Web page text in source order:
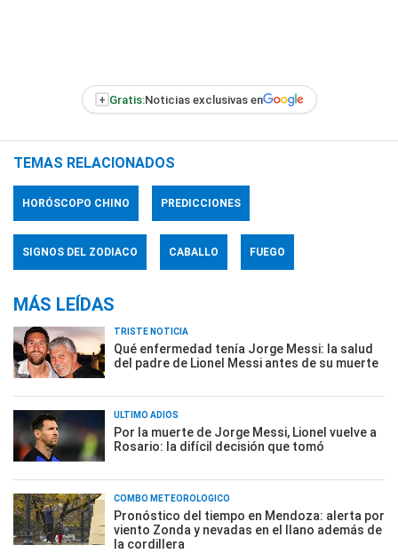
+ Gratis:Noticias exclusivas en
TEMAS RELACIONADOS
HORÓSCOPO CHINO PREDICCIONES
SIGNOS DEL ZODIACO CABALLO FUEGO
MÁS LEÍDAS
TRISTE NOTICIA
Qué enfermedad tenía Jorge Messi: la salud
del padre de Lionel Messi antes de su muerte
ÚLTIMO ADIÓS
Por la muerte de Jorge Messi, Lionel vuelve a
Rosario: la difícil decisión que tomó
COMBO METEOROLÓGICO
Pronóstico del tiempo en Mendoza: alerta por
viento Zonda y nevadas en el llano además de
la cordillera